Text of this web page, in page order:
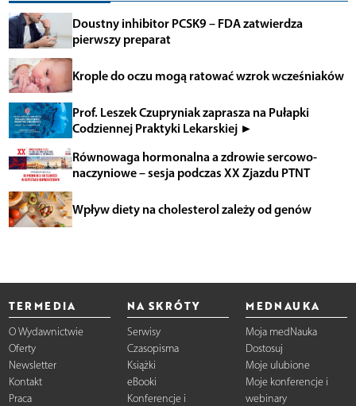
Doustny inhibitor PCSK9 – FDA zatwierdza
pierwszy preparat
Krople do oczu mogą ratować wzrok wcześniaków
Prof. Leszek Czupryniak zaprasza na Pułapki
Codziennej Praktyki Lekarskiej ►
Równowaga hormonalna a zdrowie sercowo-
naczyniowe – sesja podczas XX Zjazdu PTNT
Wpływ diety na cholesterol zależy od genów
TERMEDIA
O Wydawnictwie
Oferty
Newsletter
Kontakt
Praca
NA SKRÓTY
Serwisy
Czasopisma
Książki
eBooki
Konferencje i
MEDNAUKA
Moja medNauka
Dostosuj
Moje ulubione
Moje konferencje i
webinary